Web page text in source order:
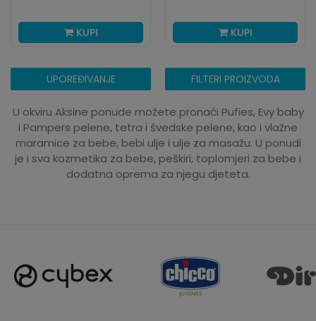
KUPI KUPI
UPOREĐIVANJE FILTERI PROIZVODA
U okviru Aksine ponude možete pronaći Pufies, Evy baby
i Pampers pelene, tetra i švedske pelene, kao i vlažne
maramice za bebe, bebi ulje i ulje za masažu. U ponudi
je i sva kozmetika za bebe, peškiri, toplomjeri za bebe i
dodatna oprema za njegu djeteta.